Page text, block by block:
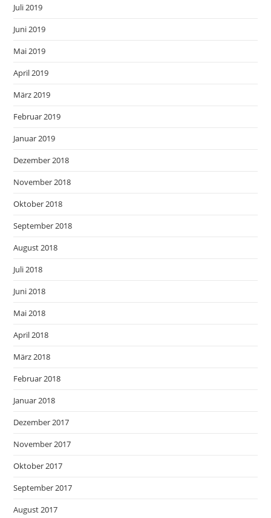
Juli 2019
Juni 2019
Mai 2019
April 2019
März 2019
Februar 2019
Januar 2019
Dezember 2018
November 2018
Oktober 2018
September 2018
August 2018
Juli 2018
Juni 2018
Mai 2018
April 2018
März 2018
Februar 2018
Januar 2018
Dezember 2017
November 2017
Oktober 2017
September 2017
August 2017